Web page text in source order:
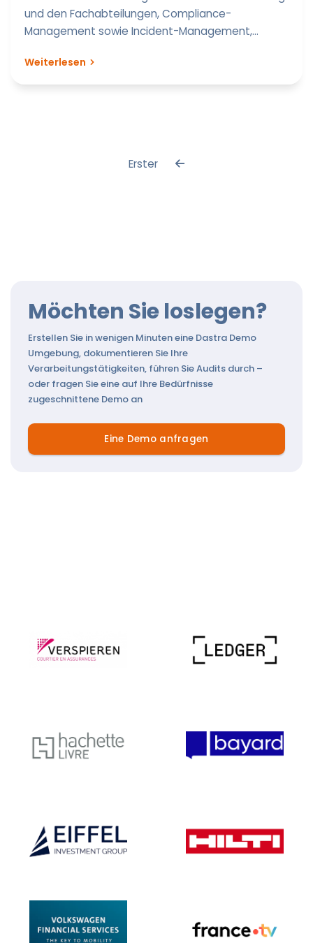
und den Fachabteilungen, Compliance-
Management sowie Incident-Management,...
Weiterlesen
Erster
Möchten Sie loslegen?
Erstellen Sie in wenigen Minuten eine Dastra Demo
Umgebung, dokumentieren Sie Ihre
Verarbeitungstätigkeiten, führen Sie Audits durch –
oder fragen Sie eine auf Ihre Bedürfnisse
zugeschnittene Demo an
Eine Demo anfragen